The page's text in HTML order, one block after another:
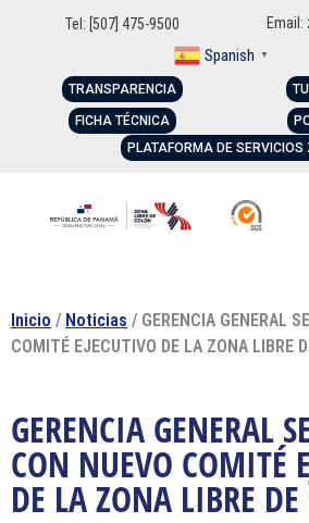
Tel: [507] 475-9500 Email:
Spanish ▼
TRANSPARENCIA
FICHA TÉCNICA
PLATAFORMA DE SERVICIOS
Inicio / Noticias / GERENCIA GENERAL
COMITÉ EJECUTIVO DE LA ZONA LIBRE
GERENCIA GENERAL
CON NUEVO COMITÉ
DE LA ZONA LIBRE DE